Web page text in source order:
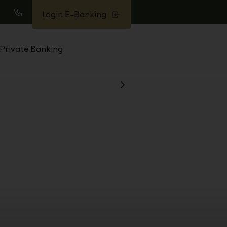
Call
Login E-Banking
Private Banking
Show